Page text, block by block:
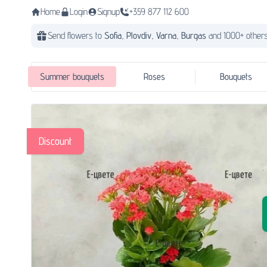
Home Login Signup +359 877 112 600
Send flowers to Sofia, Plovdiv, Varna, Burgas and 1000+
Summer bouquets Roses Bouquets
Discount